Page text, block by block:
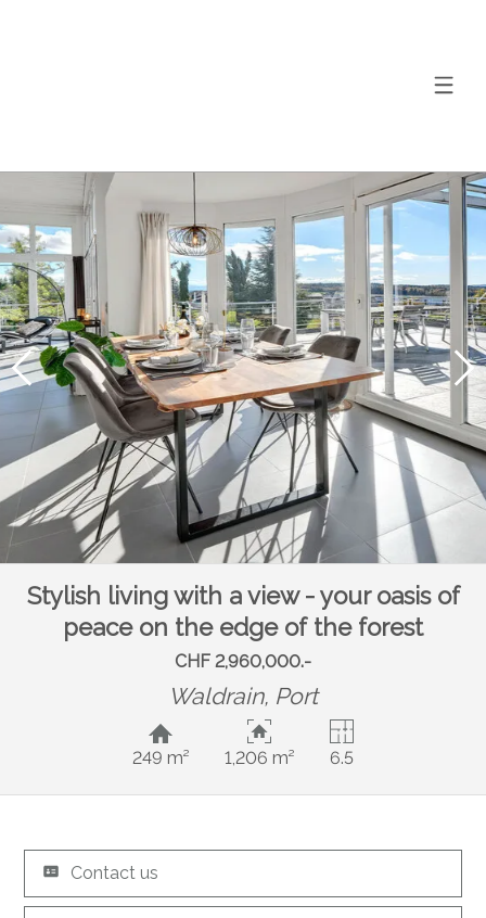
Stylish living with a view - your oasis of
peace on the edge of the forest
CHF 2,960,000.-
Waldrain, Port
249 m² 1,206 m² 6.5
Contact us